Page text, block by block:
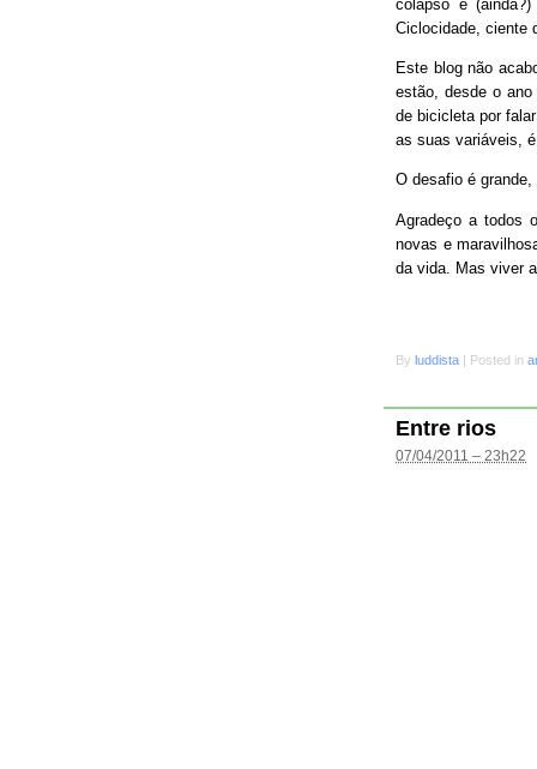
colapso e
Ciclocidade, ciente
Este blog não
estão, desde o ano
de bicicleta por
as suas variáveis,
O desafio é
Agradeço a todos
novas e
da vida. Mas viver
By luddista | Posted in
Entre rios
07/04/2011 – 23h22